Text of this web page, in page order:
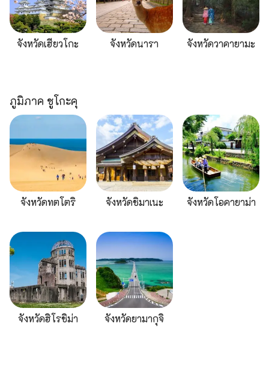
จังหวัดเฮียวโกะ จังหวัดนารา จังหวัดวาคายามะ
ภูมิภาค ชูโกะคุ
จังหวัดทตโตริ จังหวัดชิมาเนะ จังหวัดโอคายาม่า
จังหวัดฮิโรชิม่า จังหวัดยามากุจิ